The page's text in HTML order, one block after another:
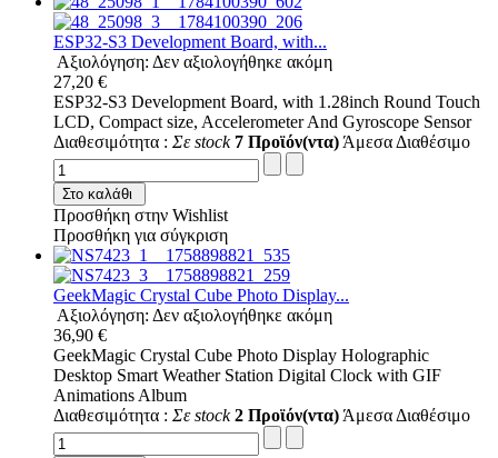
ESP32-S3 Development Board, with...
Αξιολόγηση: Δεν αξιολογήθηκε ακόμη
27,20 €
ESP32-S3 Development Board, with 1.28inch Round Touch
LCD, Compact size, Accelerometer And Gyroscope Sensor
Διαθεσιμότητα : Σε stock 7 Προϊόν(ντα) Άμεσα Διαθέσιμο
Στο καλάθι
Προσθήκη στην Wishlist
Προσθήκη για σύγκριση
GeekMagic Crystal Cube Photo Display...
Αξιολόγηση: Δεν αξιολογήθηκε ακόμη
36,90 €
GeekMagic Crystal Cube Photo Display Holographic
Desktop Smart Weather Station Digital Clock with GIF
Animations Album
Διαθεσιμότητα : Σε stock 2 Προϊόν(ντα) Άμεσα Διαθέσιμο